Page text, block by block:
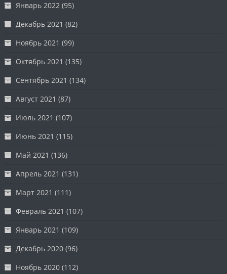
Январь 2022 (95)
Декабрь 2021 (82)
Ноябрь 2021 (99)
Октябрь 2021 (135)
Сентябрь 2021 (134)
Август 2021 (87)
Июль 2021 (107)
Июнь 2021 (115)
Май 2021 (136)
Апрель 2021 (131)
Март 2021 (111)
Февраль 2021 (107)
Январь 2021 (109)
Декабрь 2020 (96)
Ноябрь 2020 (112)